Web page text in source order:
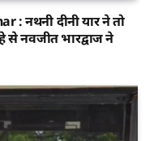
नथनी दीनी यार ने तो
से नवजीत भारद्वाज ने